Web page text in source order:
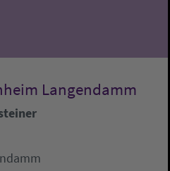
Langendamm